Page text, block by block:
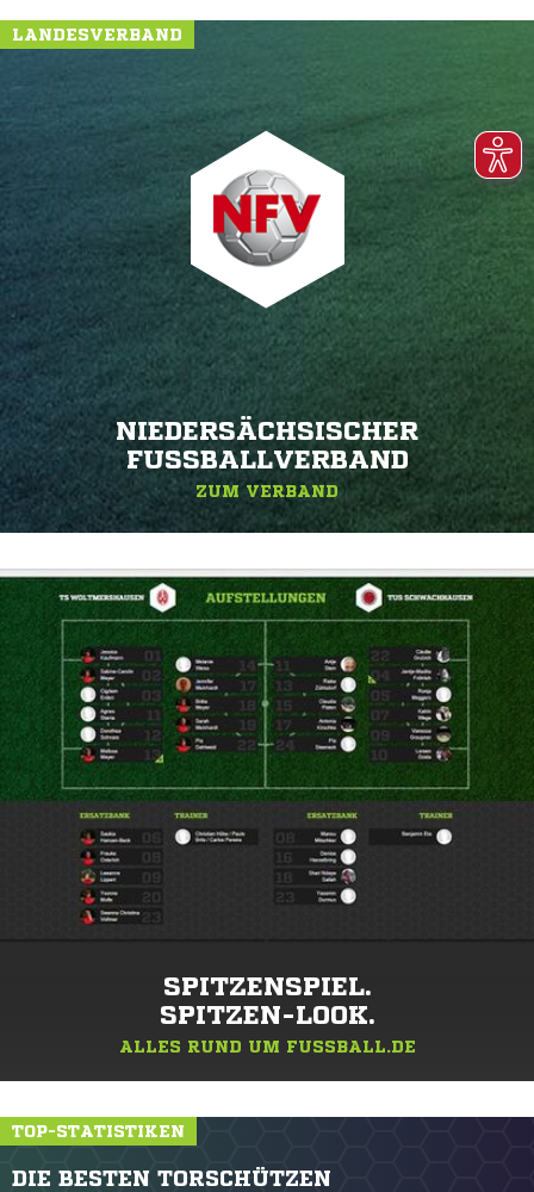
LANDESVERBAND
NIEDERSÄCHSISCHER
FUSSBALLVERBAND
ZUM VERBAND
SPITZENSPIEL.
SPITZEN-LOOK.
ALLES RUND UM FUSSBALL.DE
TOP-STATISTIKEN
DIE BESTEN TORSCHÜTZEN